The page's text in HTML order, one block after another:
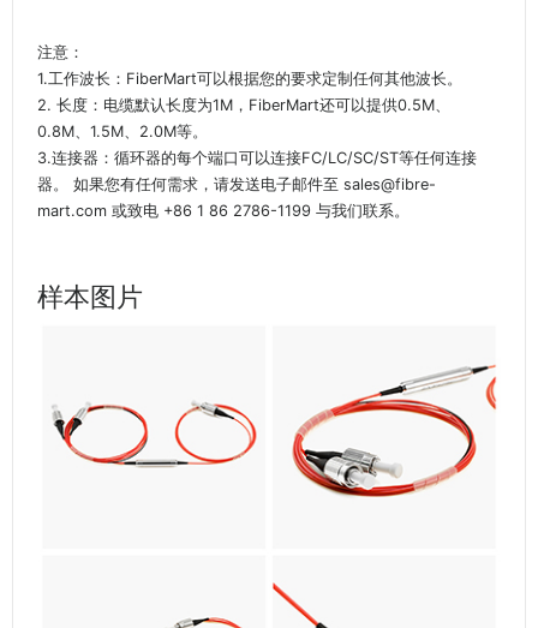
注意：
1.工作波长：FiberMart可以根据您的要求定制任何其他波长。
2. 长度：电缆默认长度为1M，FiberMart还可以提供0.5M、
0.8M、1.5M、2.0M等。
3.连接器：循环器的每个端口可以连接FC/LC/SC/ST等任何连接
器。 如果您有任何需求，请发送电子邮件至 sales@fibre-
mart.com 或致电 +86 1 86 2786-1199 与我们联系。
样本图片